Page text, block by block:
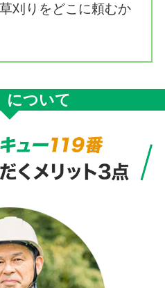
刈りをどこに頼むか
について